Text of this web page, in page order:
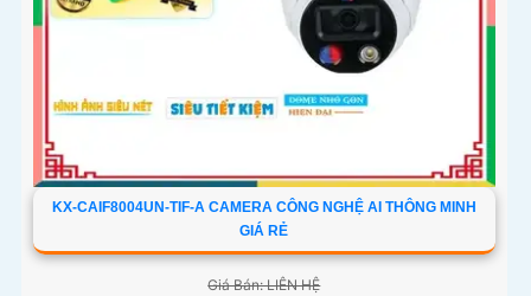
KX-CAIF8004UN-TIF-A CAMERA CÔNG NGHỆ AI THÔNG MINH
GIÁ RẺ
Giá Bán: LIÊN HỆ